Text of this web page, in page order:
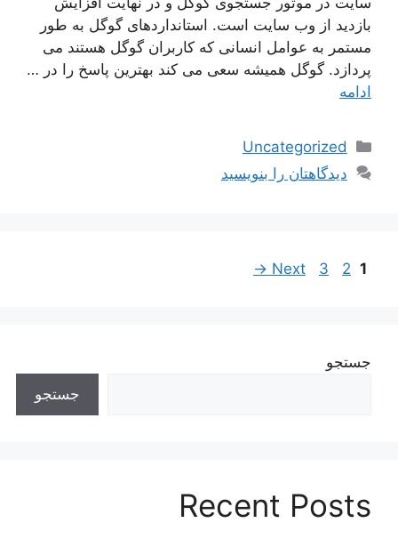
بازدید از وب سایت است. استانداردهای گوگل به طور
مستمر به عوامل انسانی که کاربران گوگل هستند می
پردازد. گوگل همیشه سعی می کند بهترین پاسخ را در …
ادامه
دسته‌ها
Uncategorized
دیدگاهتان را بنویسید
ناوبری
Page
1
Page
2
Page
3
Next
→
جستجو
جستجو
Recent Posts